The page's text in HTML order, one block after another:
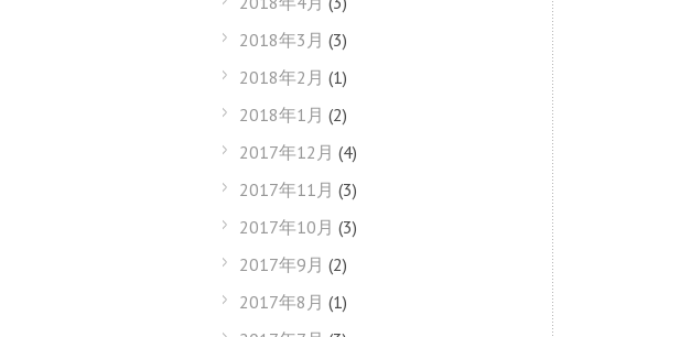
2018年3月 (3)
2018年2月 (1)
2018年1月 (2)
2017年12月 (4)
2017年11月 (3)
2017年10月 (3)
2017年9月 (2)
2017年8月 (1)